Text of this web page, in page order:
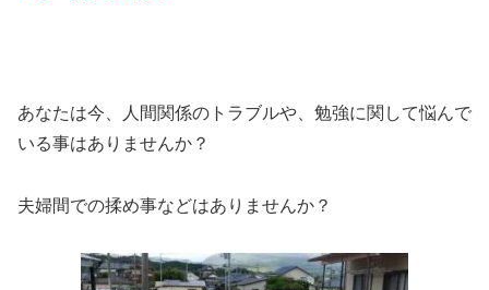
あなたは今、人間関係のトラブルや、勉強に関して悩んで
いる事はありませんか？
夫婦間での揉め事などはありませんか？